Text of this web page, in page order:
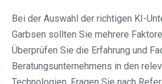
Bei der Auswahl der richtigen KI-
Garbsen sollten Sie mehrere
Überprüfen Sie die Erfahrung und
Beratungsunternehmens in den
Technologien. Fragen Sie nach